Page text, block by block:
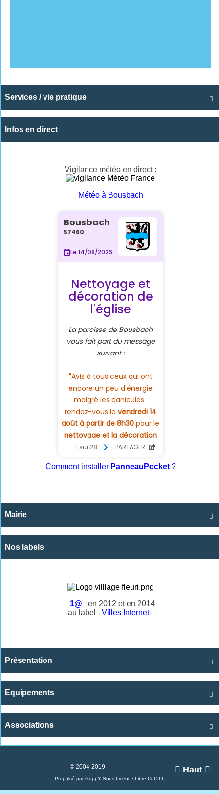

Services / vie pratique
Infos en direct
Vigilance météo en direct :
Météo à Bousbach
Comment installer PanneauPocket?

Mairie
Nos labels
1@
en 2012 et en 2014
au label
Villes Internet

Présentation

Equipements

Associations
 Haut 
© 2004-2019
Propulsé par GuppY Sous Licence Libre CeCILL